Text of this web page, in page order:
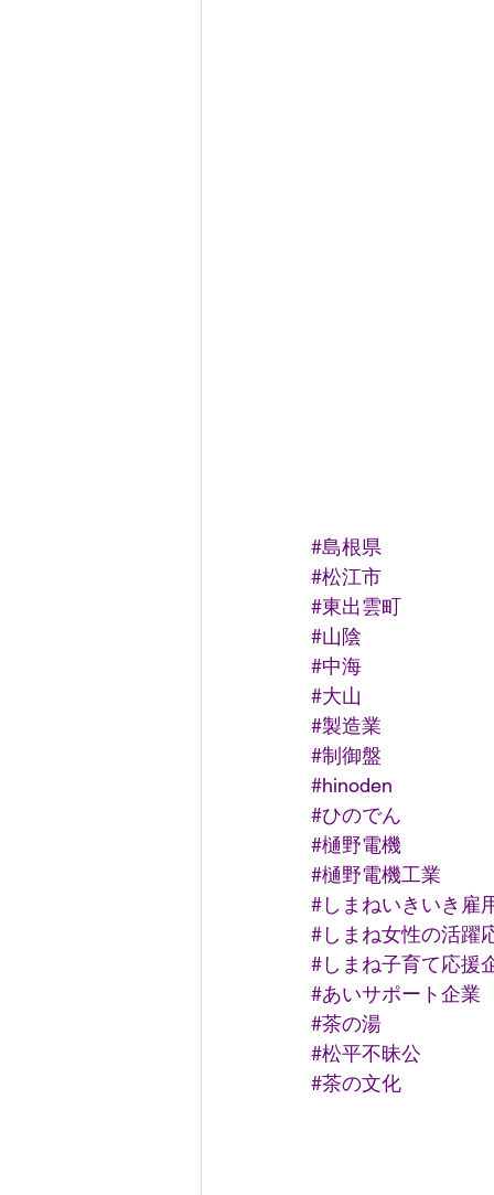
#島根県
#松江市
#東出雲町
#山陰
#中海
#大山
#製造業
#制御盤
#hinoden
#ひのでん
#樋野電機
#樋野電機工業
#しまねいきいき雇
#しまね女性の活躍
#しまね子育て応援
#あいサポート企業
#茶の湯
#松平不昧公
#茶の文化